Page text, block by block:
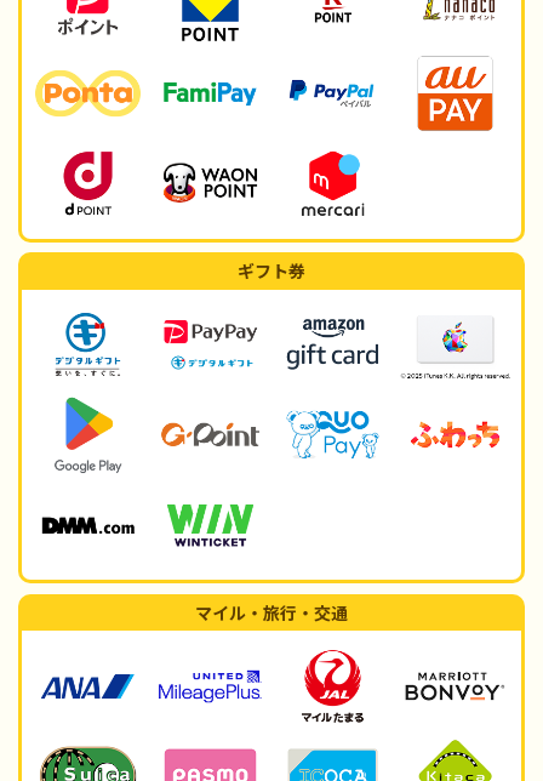
ギフト券
マイル・旅行・交通